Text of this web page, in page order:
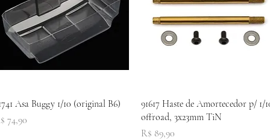
Visualização rápida
Asa Buggy 1/10 (original B6)
74,90
Visualização rápida
91617 Haste de Amortecedor p/ 1/
offroad, 3x23mm TiN
Preço
R$ 89,90